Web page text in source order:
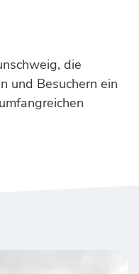
die
und Besuchern ein